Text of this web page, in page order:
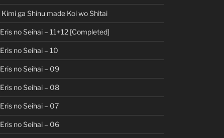
Kimi ga Shinu made Koi wo Shitai
Eris no Seihai – 11+12 [Completed]
Eris no Seihai – 10
Eris no Seihai – 09
Eris no Seihai – 08
Eris no Seihai – 07
Eris no Seihai – 06